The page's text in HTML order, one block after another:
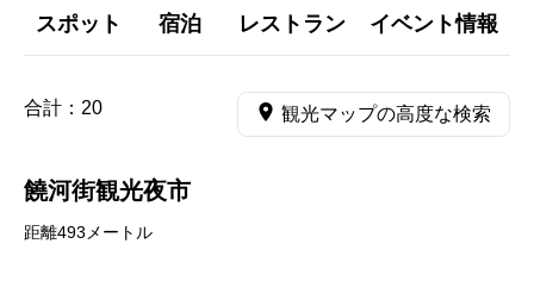
スポット 宿泊 レストラン イベント情報
合計： 20 観光マップの高度な検索
饒河街観光夜市
距離493メートル